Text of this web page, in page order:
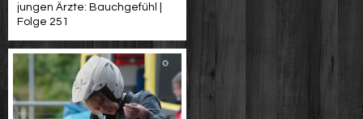
jungen Ärzte: Bauchgefühl |
Folge 251